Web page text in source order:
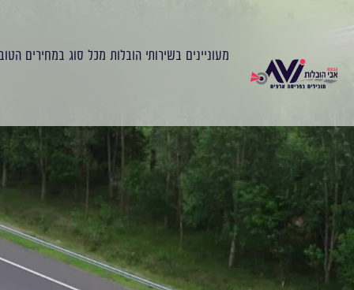
מעוניינים בשירותי הובלות מכל סוג במחירים